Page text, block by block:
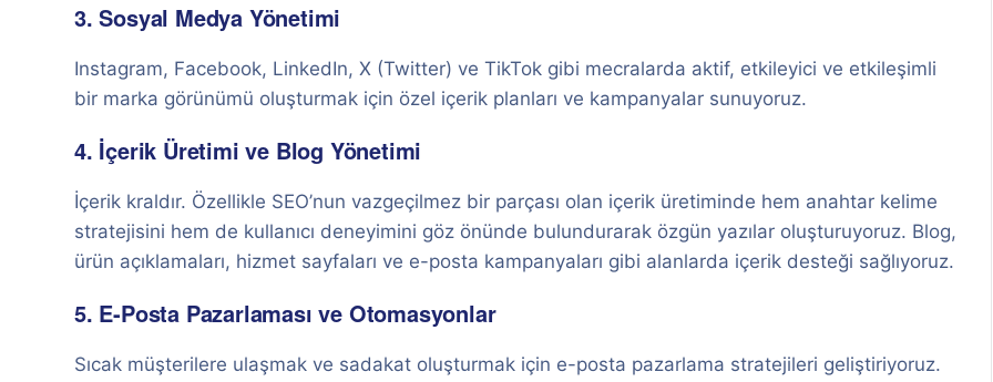
3. Sosyal Medya Yönetimi
Instagram, Facebook, LinkedIn, X (Twitter) ve TikTok gibi mecralarda aktif, etkileyici ve etkileşimli
bir marka görünümü oluşturmak için özel içerik planları ve kampanyalar sunuyoruz.
4. İçerik Üretimi ve Blog Yönetimi
İçerik kraldır. Özellikle SEO’nun vazgeçilmez bir parçası olan içerik üretiminde hem anahtar kelime
stratejisini hem de kullanıcı deneyimini göz önünde bulundurarak özgün yazılar oluşturuyoruz. Blog,
ürün açıklamaları, hizmet sayfaları ve e-posta kampanyaları gibi alanlarda içerik desteği sağlıyoruz.
5. E-Posta Pazarlaması ve Otomasyonlar
Sıcak müşterilere ulaşmak ve sadakat oluşturmak için e-posta pazarlama stratejileri geliştiriyoruz.